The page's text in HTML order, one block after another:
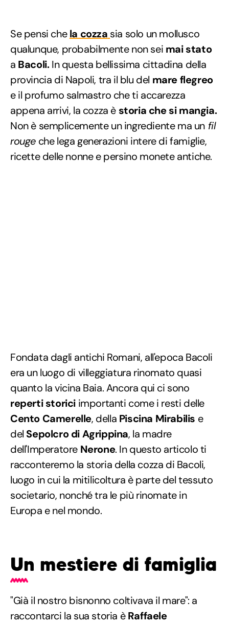
Se pensi chela cozza sia solo un mollusco
qualunque, probabilmente non sei mai stato
a Bacoli.In questa bellissima cittadina della
provincia di Napoli, tra il blu del mare flegreo
e il profumo salmastro che ti accarezza
appena arrivi, la cozza è storia che si mangia.
Non è semplicemente un ingrediente ma un fil
rouge che lega generazioni intere di famiglie,
ricette delle nonne e persino monete antiche.
Fondata dagli antichi Romani, all'epoca Bacoli
era un luogo di villeggiatura rinomato quasi
quanto la vicina Baia. Ancora qui ci sono
reperti storici importanti come i resti delle
Cento Camerelle, della Piscina Mirabilis e
del Sepolcro di Agrippina, la madre
dell'Imperatore Nerone. In questo articolo ti
racconteremo la storia della cozza di Bacoli,
luogo in cui la mitilicoltura è parte del tessuto
societario, nonché tra le più rinomate in
Europa e nel mondo.
Un mestiere di famiglia
"Già il nostro bisnonno coltivava il mare": a
raccontarci la sua storia èRaffaele